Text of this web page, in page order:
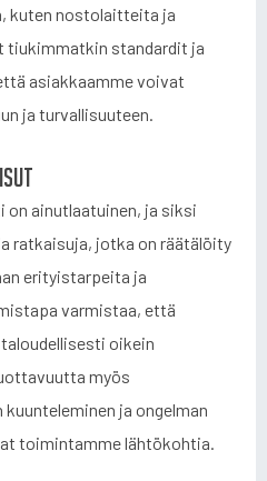
kuten nostolaitteita ja
standardit ja
asiakkaamme voivat
ja turvallisuuteen.
ainutlaatuinen, ja siksi
ratkaisuja, jotka on räätälöity
erityistarpeita ja
varmistaa, että
oikein
myös
ja ongelman
toimintamme lähtökohtia.